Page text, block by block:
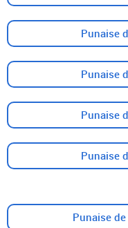
Punaise
Punaise
Punaise
Punaise
Punaise